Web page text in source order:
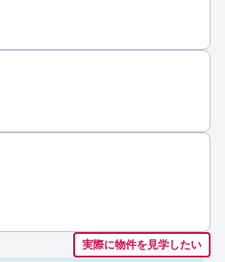
実際に物件を見学したい